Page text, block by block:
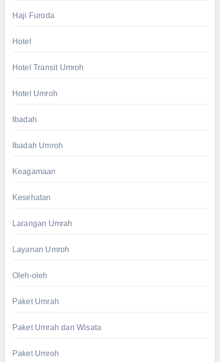
Haji Furoda
Hotel
Hotel Transit Umroh
Hotel Umroh
Ibadah
Ibadah Umroh
Keagamaan
Kesehatan
Larangan Umrah
Layanan Umroh
Oleh-oleh
Paket Umrah
Paket Umrah dan Wisata
Paket Umroh